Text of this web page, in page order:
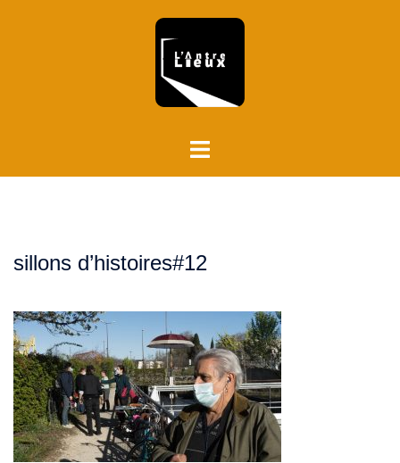
Ouvrir/fermer
sillons d’histoires#12